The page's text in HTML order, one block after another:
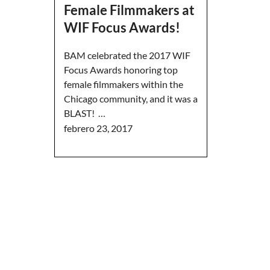
Female Filmmakers at
WIF Focus Awards!
BAM celebrated the 2017 WIF
Focus Awards honoring top
female filmmakers within the
Chicago community, and it was a
BLAST! …
febrero 23, 2017